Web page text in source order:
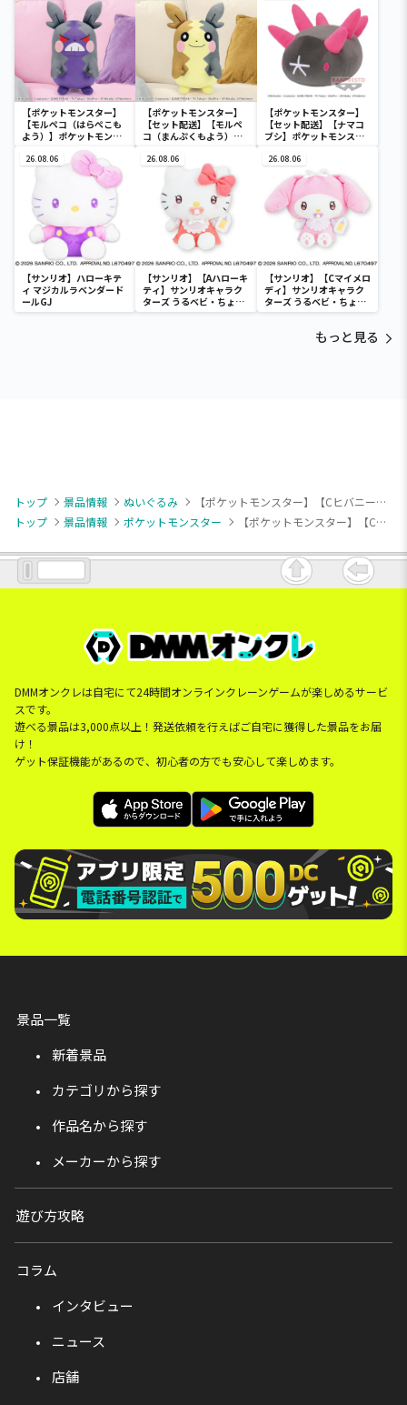
【ポケットモンスター】
【モルペコ（はらぺこも
よう）】ポケットモンス
ター めちゃもふぐっとぬ
いぐるみ～モルペコ（は
らぺこもよう）～
【ポケットモンスター】
【セット配送】【モルペ
コ（まんぷくもよう）】
ゃもふぐっとぬいぐるみ
～モルペコ（まんぷくも
【ポケットモンスター】
【セット配送】【ナマコ
ブシ】ポケットモンスタ
ぐるみ～ナマコブシ～
26.08.06
【サンリオ】ハローキテ
ィ マジカルラベンダード
ールGJ
26.08.06
【サンリオ】【Aハローキ
ティ】サンリオキャラク
ターズ うるベビ・ちょい
デカドール
26.08.06
【サンリオ】【Cマイメロ
ディ】サンリオキャラク
ターズ うるベビ・ちょい
デカドール
もっと見る
トップ 景品情報 ぬいぐるみ
【ポケットモンスター】【Cヒバニー】ポケピース ぬいぐるみ Starry Night～ピカチュウ・ジラーチ・ヒバニー・マホミル～
トップ
景品情報 ポケットモンスター 【ポケットモンスター】【Cヒバニー】ポケピース ぬいぐるみ Starry Night～ピカチュウ・ジラーチ・ヒバニー・マホミル～
DMMオンクレは自宅にて24時間オンラインクレーンゲームが楽しめるサービ
スです。
遊べる景品は3,000点以上！発送依頼を行えばご自宅に獲得した景品をお届
け！
ゲット保証機能があるので、初心者の方でも安心して楽しめます。
景品一覧
新着景品
カテゴリから探す
作品名から探す
メーカーから探す
遊び方攻略
コラム
インタビュー
ニュース
店舗